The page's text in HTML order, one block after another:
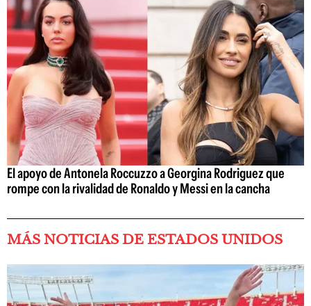
El apoyo de Antonela Roccuzzo a Georgina Rodriguez que
rompe con la rivalidad de Ronaldo y Messi en la cancha
MÁS NOTICIAS DE ESTADOS UNIDOS